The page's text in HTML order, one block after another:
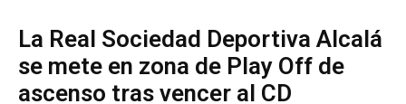
La Real Sociedad Deportiva Alcalá
se mete en zona de Play Off de
ascenso tras vencer al CD